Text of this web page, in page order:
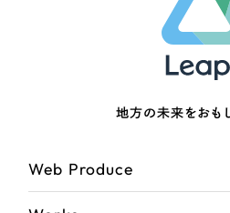
地方の未来をおも
Web Produce